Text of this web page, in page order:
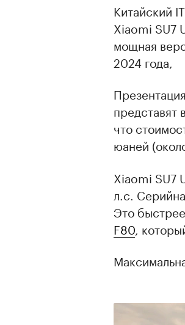
Китайский
Xiaomi SU7
мощная
2024 года,
представят
что
юаней
Xiaomi SU7
л.с.
Это
F80 ,